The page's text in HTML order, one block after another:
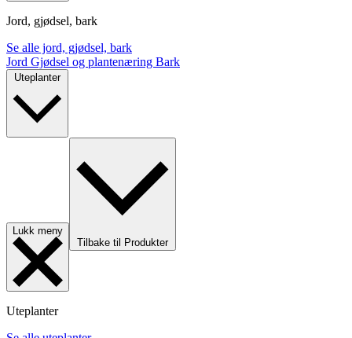
Jord, gjødsel, bark
Se alle jord, gjødsel, bark
Jord Gjødsel og plantenæring Bark
Uteplanter
Lukk meny
Tilbake til Produkter
Uteplanter